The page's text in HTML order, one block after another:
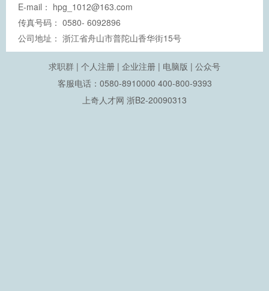
E-mail： hpg_1012@163.com
传真号码： 0580- 6092896
公司地址： 浙江省舟山市普陀山香华街15号
求职群 | 个人注册 | 企业注册 | 电脑版 | 公众号
客服电话：0580-8910000 400-800-9393
上奇人才网 浙B2-20090313